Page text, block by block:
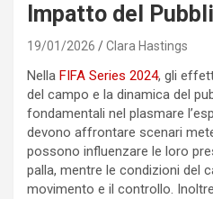
Impatto del
19/01/2026 Clara Hastings
Nella FIFA Series 2024, gli
del campo e la dinamica del
fondamentali nel plasmare
devono affrontare scenari
possono influenzare le loro
palla, mentre le condizioni del
movimento e il controllo.